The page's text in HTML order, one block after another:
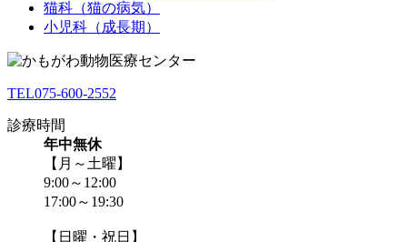
猫科（猫の病気）
小児科（成長期）
TEL075-600-2552
診療時間
年中無休
【月～土曜】
9:00～12:00
17:00～19:30
【日曜・祝日】